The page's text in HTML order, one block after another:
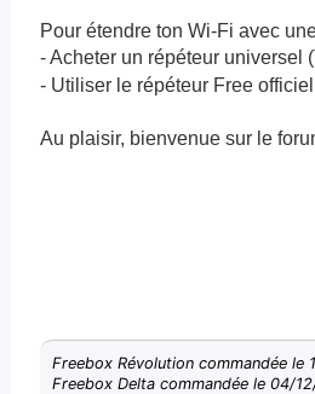
Pour étendre ton Wi-Fi avec
- Acheter un répéteur universel
- Utiliser le répéteur Free
Au plaisir, bienvenue sur le
Freebox Révolution commandée le
Freebox Delta commandée le 04/